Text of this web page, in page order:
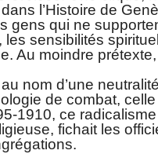
l’Histoire de
gens qui ne
sensibilités
Au moindre
nom d’une
de combat,
1910, ce
fichait les